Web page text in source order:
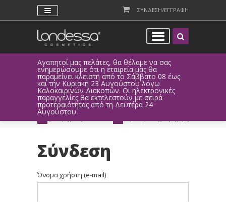
ΣΥΝΔΕΣΗ/ΕΓΓΡΑΦΗ
Αγαπητοί μας πελάτες, θα θέλαμε να σας
ενημερώσουμε ότι η εταιρεία μας θα
παραμείνει κλειστή από το Σάββατο 08 έως
και την Κυριακή 23 Αυγούστου λόγω
Καλοκαιρινών Διακοπών. Οι ηλεκτρονικές
παραγγελίες θα εκτελεστούν με σειρά
προτεραιότητας από τη Δευτέρα 24
Αυγούστου.
ΑΜΕΣΗ ΣΥΝΔΕΣΗ
Facebook, Gmail
ή ως επισκέπτης
ΕΥΚΟΛΕΣ ΑΓΟΡΕΣ
με ευέλικτους τρόπους
πληρωμής
ΔΩΡΕΑΝ ΠΑΡΑΔΟΣΗ
Σύνδεση
Όνομα χρήστη (e-mail)